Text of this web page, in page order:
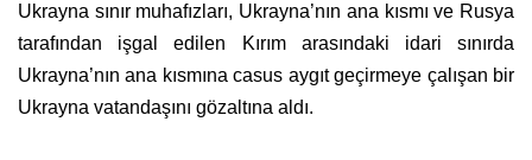
Ukrayna sınır muhafızları, Ukrayna’nın ana kısmı ve Rusya
tarafından işgal edilen Kırım arasındaki idari sınırda
Ukrayna’nın ana kısmına casus aygıt geçirmeye çalışan bir
Ukrayna vatandaşını gözaltına aldı.